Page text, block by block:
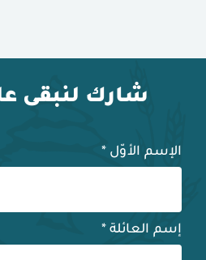
شارك لنبقى
الإسم الأوّل *
إسم العائلة *